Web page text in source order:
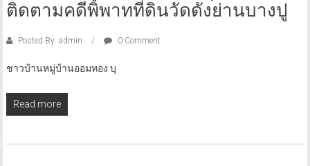
ติดตามคดีพิพาทที่ดินวัดดังย่านบางปู
Posted By: admin 0 Comment
ชาวบ้านหมู่บ้านออมทอง บุ
Read more